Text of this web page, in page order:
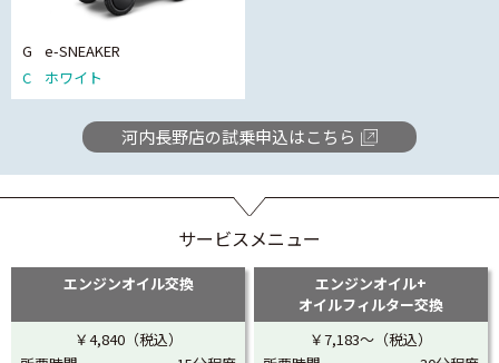
G
e-SNEAKER
C
ホワイト
河内長野店の試乗申込はこちら
サービスメニュー
エンジンオイル交換
￥4,840（税込）
エンジンオイル+
オイルフィルター交換
￥7,183〜（税込）